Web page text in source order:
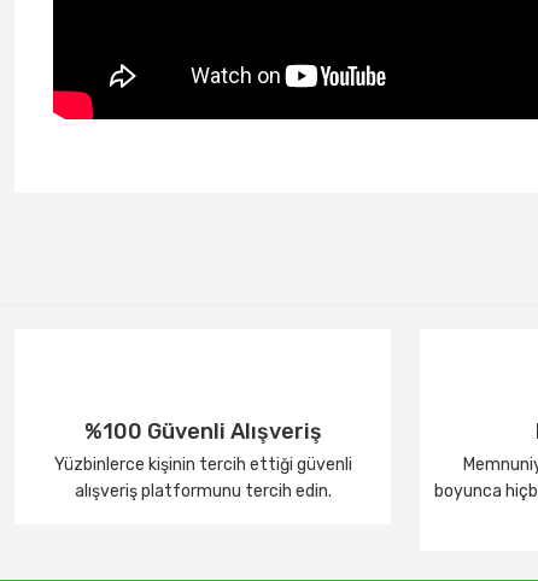
%100 Güvenli Alışveriş
Yüzbinlerce kişinin tercih ettiği güvenli
alışveriş platformunu tercih edin.
boyunca